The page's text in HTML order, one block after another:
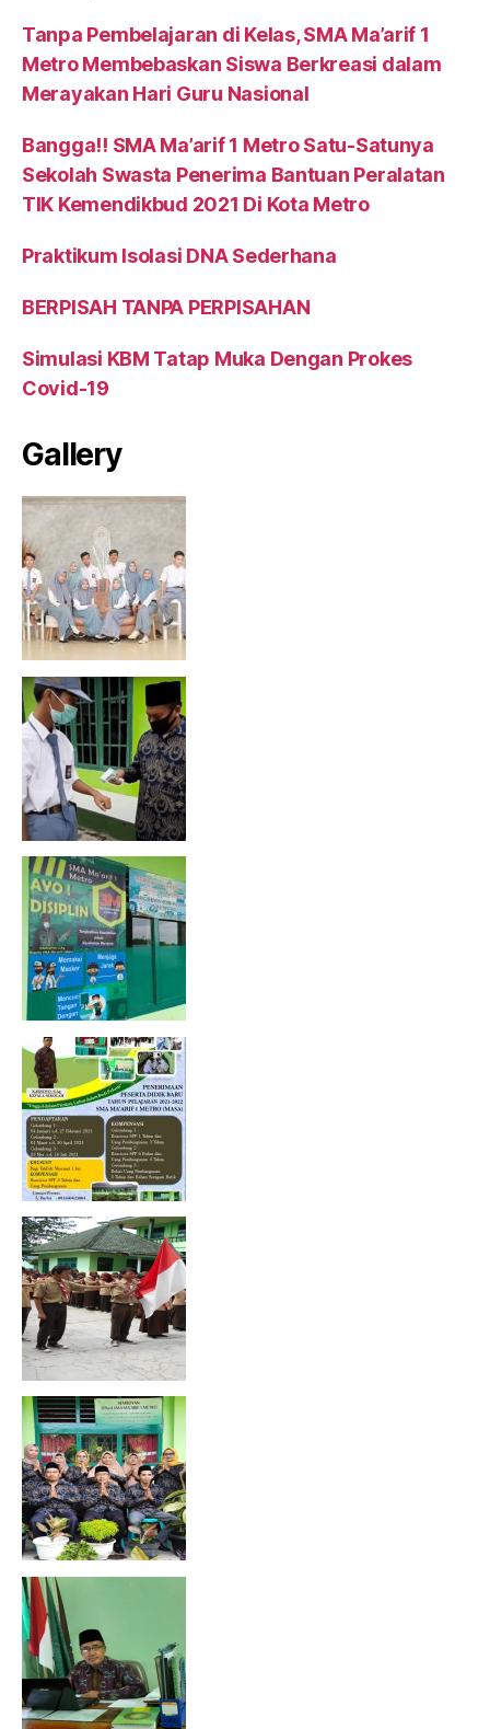
Tanpa Pembelajaran di Kelas, SMA Ma’arif 1
Metro Membebaskan Siswa Berkreasi dalam
Merayakan Hari Guru Nasional
Bangga!! SMA Ma’arif 1 Metro Satu-Satunya
Sekolah Swasta Penerima Bantuan Peralatan
TIK Kemendikbud 2021 Di Kota Metro
Praktikum Isolasi DNA Sederhana
BERPISAH TANPA PERPISAHAN
Simulasi KBM Tatap Muka Dengan Prokes
Covid-19
Gallery